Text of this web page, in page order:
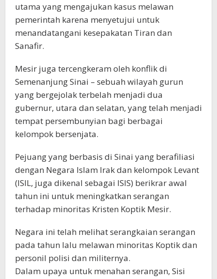
utama yang mengajukan kasus melawan
pemerintah karena menyetujui untuk
menandatangani kesepakatan Tiran dan
Sanafir.
Mesir juga tercengkeram oleh konflik di
Semenanjung Sinai – sebuah wilayah gurun
yang bergejolak terbelah menjadi dua
gubernur, utara dan selatan, yang telah menjadi
tempat persembunyian bagi berbagai
kelompok bersenjata.
Pejuang yang berbasis di Sinai yang berafiliasi
dengan Negara Islam Irak dan kelompok Levant
(ISIL, juga dikenal sebagai ISIS) berikrar awal
tahun ini untuk meningkatkan serangan
terhadap minoritas Kristen Koptik Mesir.
Negara ini telah melihat serangkaian serangan
pada tahun lalu melawan minoritas Koptik dan
personil polisi dan militernya.
Dalam upaya untuk menahan serangan, Sisi